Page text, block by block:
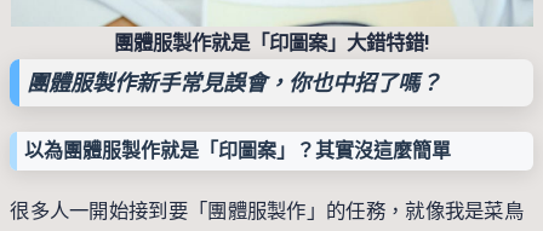
團體服製作就是「印圖案」大錯特錯!
團體服製作新手常見誤會，你也中招了嗎？
以為團體服製作就是「印圖案」？其實沒這麼簡單
很多人一開始接到要「團體服製作」的任務，就像我是菜鳥